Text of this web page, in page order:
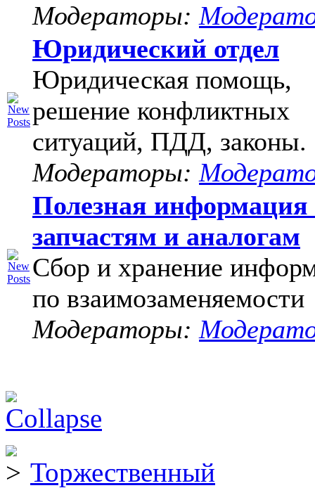
Модераторы:
Юридический отдел
Юридическая помощь,
решение конфликтных
ситуаций, ПДД, законы.
Модераторы:
Полезная информация
запчастям и аналогам
Сбор и хранение
по взаимозаменяемости
Модераторы:
Торжественный